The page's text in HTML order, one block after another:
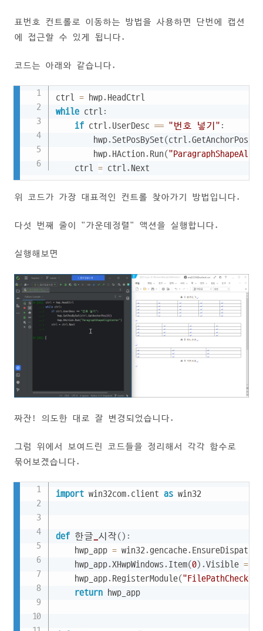
표번호 컨트롤로 이동하는 방법을 사용하면 단번에 캡션
에 접근할 수 있게 됩니다.
코드는 아래와 같습니다.
ctrl = hwp.
while ctrl :
if ctrl. UserDesc == "번호 넣기" :
        hwp
.SetPosBySet(ctrl.GetAnchorPos
        hwp
. HAction. Run(
    ctrl
= ctrl. Next
위 코드가 가장 대표적인 컨트롤 찾아가기 방법입니다.
다섯 번째 줄이 "가운데정렬" 액션을 실행합니다.
실행해보면
짜잔! 의도한 대로 잘 변경되었습니다.
그럼 위에서 보여드린 코드들을 정리해서 각각 함수로
묶어보겠습니다.
import win32com. client as win32
def 한글 시작() :
    hwp_app
= win32.gencache. EnsureDispatch
    hwp_app
.XHwpWindows. Item(0) .Visible =
    hwp_app
. RegisterModule(
return hwp_app